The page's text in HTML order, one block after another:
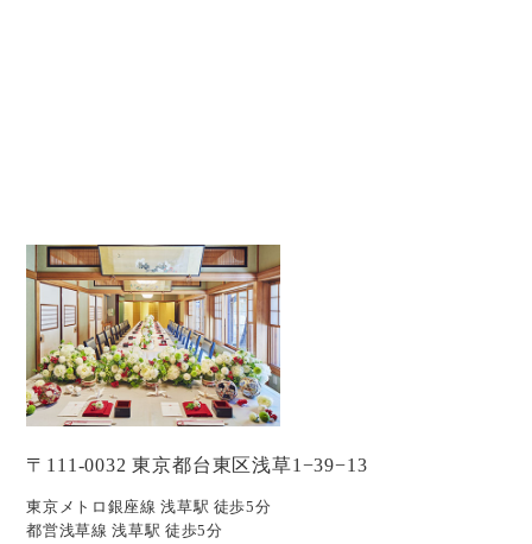
〒111-0032 東京都台東区浅草1−39−13
東京メトロ銀座線 浅草駅 徒歩5分
都営浅草線 浅草駅 徒歩5分